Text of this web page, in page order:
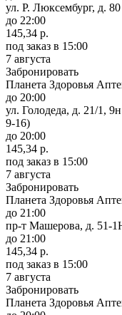
ул. Р. Люксембург, д.
до 22:00
145,34 р.
под заказ в 15:00
7 августа
Забронировать
Планета Здоровья
до 20:00
ул. Голодеда, д. 21/1,
9-16)
до 20:00
145,34 р.
под заказ в 15:00
7 августа
Забронировать
Планета Здоровья
до 21:00
пр-т Машерова, д. 51-
до 21:00
145,34 р.
под заказ в 15:00
7 августа
Забронировать
Планета Здоровья